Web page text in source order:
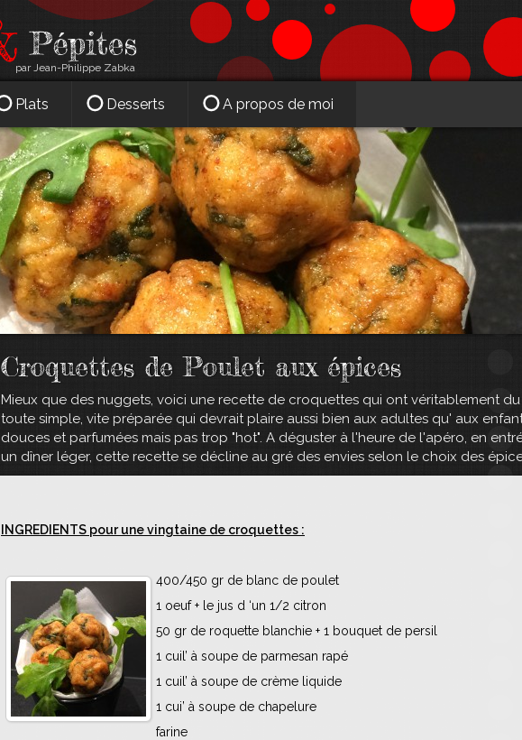
par Jean-Philippe Zabka
Croquettes de Poulet aux épices
Mieux que des nuggets, voici une recette de croquettes qui ont véritablement
toute simple, vite préparée qui devrait plaire aussi bien aux adultes qu' aux
douces et parfumées mais pas trop "hot". A déguster à l'heure de l'apéro, en
un dîner léger, cette recette se décline au gré des envies selon le choix des
INGREDIENTS pour une vingtaine de croquettes :
400/450 gr de blanc de poulet
1 oeuf + le jus d ‘un 1/2 citron
50 gr de roquette blanchie + 1 bouquet de persil
1 cuil’ à soupe de parmesan rapé
1 cuil’ à soupe de crème liquide
1 cui’ à soupe de chapelure
farine
Plats Desserts A propos de moi